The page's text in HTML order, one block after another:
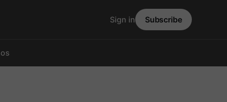
Sign in Subscribe